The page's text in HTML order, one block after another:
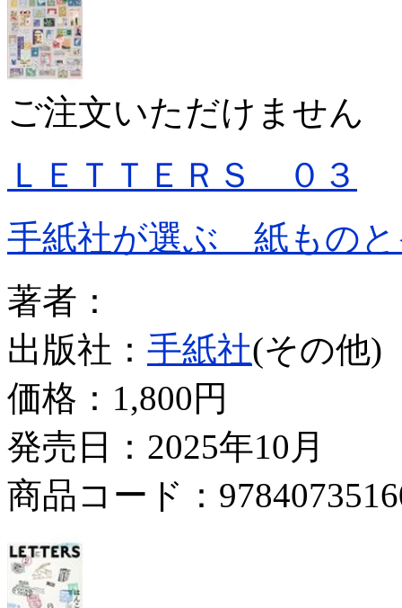
ご注文いただけません
ＬＥＴＴＥＲＳ ０３
手紙社が選ぶ 紙ものと
著者：
出版社： 手紙社(その他)
価格： 1,800円
発売日：2025年10月
商品コード：